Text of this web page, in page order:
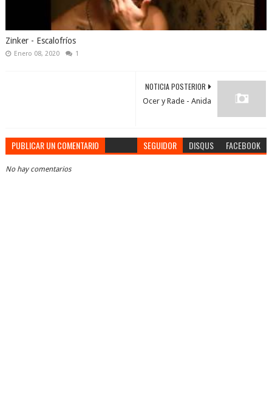
Zinker - Escalofríos
Enero 08, 2020 1
NOTICIA POSTERIOR
Ocer y Rade - Anida
PUBLICAR UN COMENTARIO SEGUIDOR DISQUS FACEBOOK
No hay comentarios